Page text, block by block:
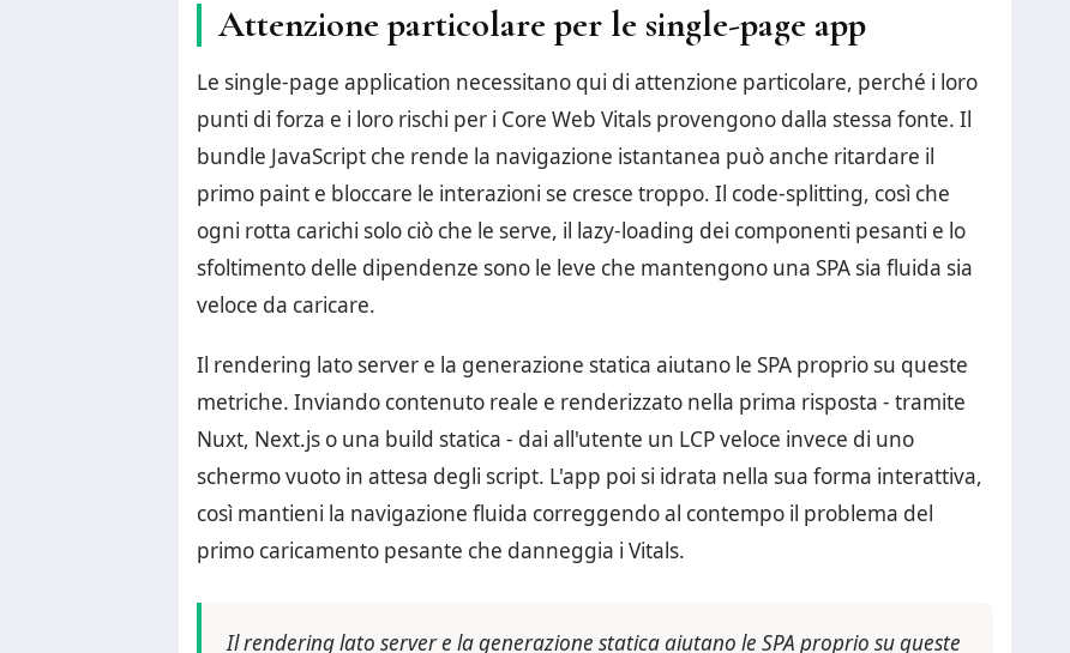
Attenzione particolare per le single-page app
Le single-page application necessitano qui di attenzione particolare, perché i loro
punti di forza e i loro rischi per i Core Web Vitals provengono dalla stessa fonte. Il
bundle JavaScript che rende la navigazione istantanea può anche ritardare il
primo paint e bloccare le interazioni se cresce troppo. Il code-splitting, così che
ogni rotta carichi solo ciò che le serve, il lazy-loading dei componenti pesanti e lo
sfoltimento delle dipendenze sono le leve che mantengono una SPA sia fluida sia
veloce da caricare.
Il rendering lato server e la generazione statica aiutano le SPA proprio su queste
metriche. Inviando contenuto reale e renderizzato nella prima risposta - tramite
Nuxt, Next.js o una build statica - dai all'utente un LCP veloce invece di uno
schermo vuoto in attesa degli script. L'app poi si idrata nella sua forma interattiva,
così mantieni la navigazione fluida correggendo al contempo il problema del
primo caricamento pesante che danneggia i Vitals.
Il rendering lato server e la generazione statica aiutano le SPA proprio su queste